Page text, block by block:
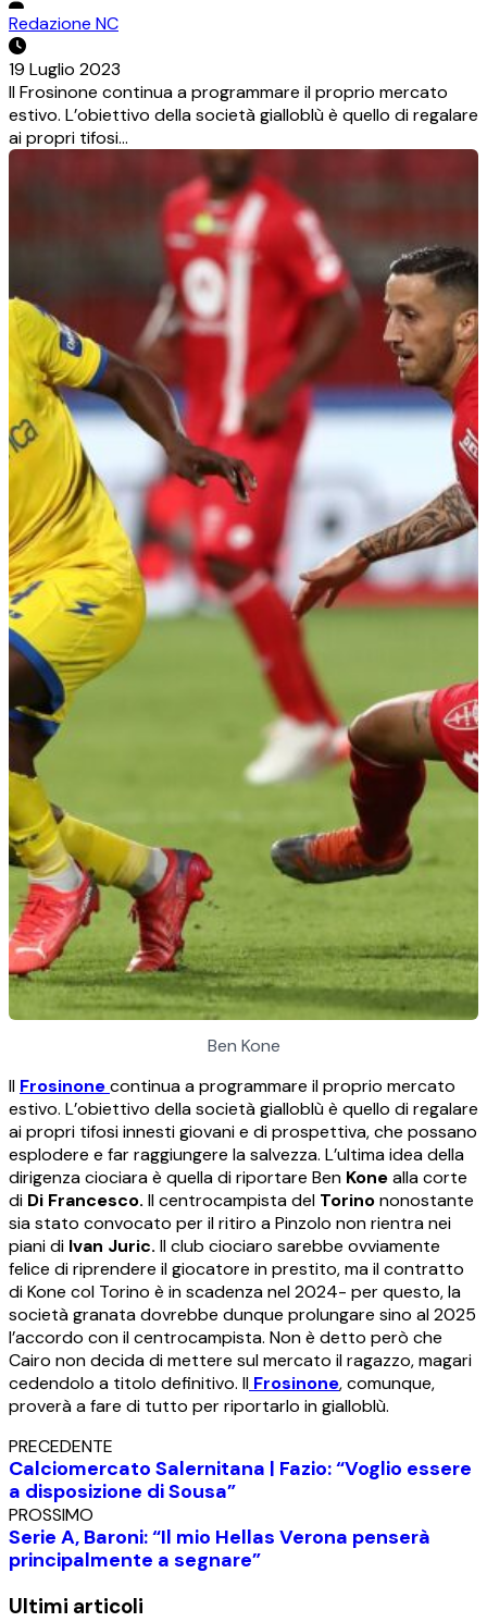
Redazione NC
19 Luglio 2023
Il Frosinone continua a programmare il proprio mercato
estivo. L’obiettivo della società gialloblù è quello di regalare
ai propri tifosi…
Ben Kone
Il Frosinonecontinua a programmare il proprio mercato
estivo. L’obiettivo della società gialloblù è quello di regalare
ai propri tifosi innesti giovani e di prospettiva, che possano
esplodere e far raggiungere la salvezza. L’ultima idea della
dirigenza ciociara è quella di riportare Ben Konealla corte
di Di Francesco. Il centrocampista del Torinononostante
sia stato convocato per il ritiro a Pinzolo non rientra nei
piani di Ivan Juric. Il club ciociaro sarebbe ovviamente
felice di riprendere il giocatore in prestito, ma il contratto
di Kone col Torino è in scadenza nel 2024- per questo, la
società granata dovrebbe dunque prolungare sino al 2025
l’accordo con il centrocampista. Non è detto però che
Cairo non decida di mettere sul mercato il ragazzo, magari
cedendolo a titolo definitivo. Il Frosinone, comunque,
proverà a fare di tutto per riportarlo in gialloblù.
PRECEDENTE
Calciomercato Salernitana | Fazio: “Voglio essere
a disposizione di Sousa”
PROSSIMO
Serie A, Baroni: “Il mio Hellas Verona penserà
principalmente a segnare”
Ultimi articoli